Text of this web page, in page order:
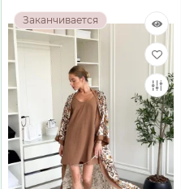
Заканчивается